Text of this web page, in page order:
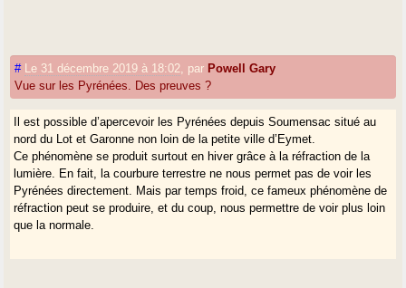
# Le 31 décembre 2019 à 18:02 par Powell Gary
Vue sur les Pyrénées. Des preuves ?
Il est possible d’apercevoir les Pyrénées depuis Soumensac situé au
nord du Lot et Garonne non loin de la petite ville d’Eymet.
Ce phénomène se produit surtout en hiver grâce à la réfraction de la
lumière. En fait, la courbure terrestre ne nous permet pas de voir les
Pyrénées directement. Mais par temps froid, ce fameux phénomène de
réfraction peut se produire, et du coup, nous permettre de voir plus loin
que la normale.